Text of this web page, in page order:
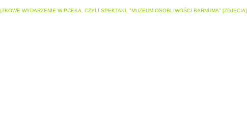
WYDARZENIE W PCEKA, CZYLI SPEKTAKL "MUZEUM OSOBLIWOŚCI BARNUMA" [ZDJĘCIA]